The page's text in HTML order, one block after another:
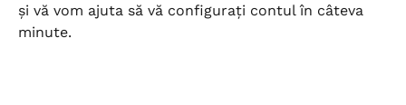
și vă vom ajuta să vă configurați contul în câteva
minute.